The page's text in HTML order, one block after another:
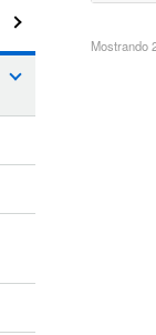
Mostrando